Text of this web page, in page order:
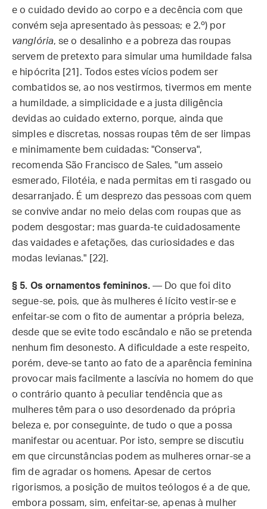
e o cuidado devido ao corpo e a decência com que
convém seja apresentado às pessoas; e 2.º) por
vanglória, se o desalinho e a pobreza das roupas
servem de pretexto para simular uma humildade falsa
e hipócrita [21]. Todos estes vícios podem ser
combatidos se, ao nos vestirmos, tivermos em mente
a humildade, a simplicidade e a justa diligência
devidas ao cuidado externo, porque, ainda que
simples e discretas, nossas roupas têm de ser limpas
e minimamente bem cuidadas: "Conserva",
recomenda São Francisco de Sales, "um asseio
esmerado, Filotéia, e nada permitas em ti rasgado ou
desarranjado. É um desprezo das pessoas com quem
se convive andar no meio delas com roupas que as
podem desgostar; mas guarda-te cuidadosamente
das vaidades e afetações, das curiosidades e das
modas levianas." [22].
§ 5. Os ornamentos femininos.— Do que foi dito
segue-se, pois, que às mulheres é lícito vestir-se e
enfeitar-se com o fito de aumentar a própria beleza,
desde que se evite todo escândalo e não se pretenda
nenhum fim desonesto. A dificuldade a este respeito,
porém, deve-se tanto ao fato de a aparência feminina
provocar mais facilmente a lascívia no homem do que
o contrário quanto à peculiar tendência que as
mulheres têm para o uso desordenado da própria
beleza e, por conseguinte, de tudo o que a possa
manifestar ou acentuar. Por isto, sempre se discutiu
em que circunstâncias podem as mulheres ornar-se a
fim de agradar os homens. Apesar de certos
rigorismos, a posição de muitos teólogos é a de que,
embora possam, sim, enfeitar-se, apenas à mulher